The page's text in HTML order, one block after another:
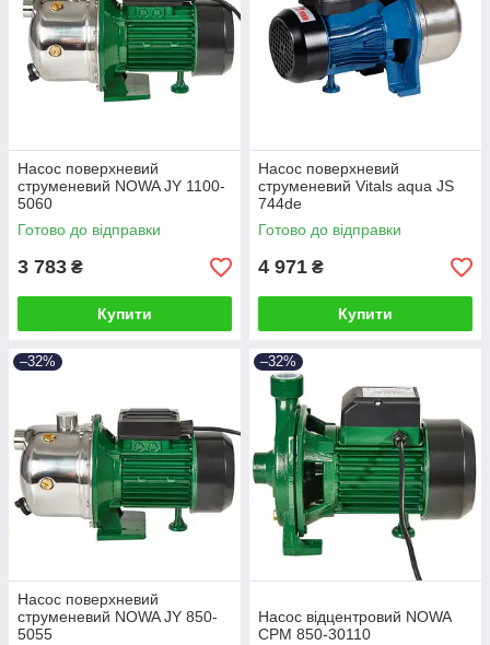
Насос поверхневий
струменевий NOWA JY 1100-
5060
Готово до відправки
3 783 ₴
Купити
Насос поверхневий
струменевий Vitals aqua JS
744de
Готово до відправки
4 971 ₴
Купити
–32%
Насос поверхневий
струменевий NOWA JY 850-
5055
–32%
Насос відцентровий NOWA
CPM 850-30110